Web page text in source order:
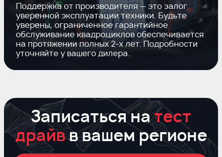
Поддержка от производителя — это залог
уверенной эксплуатации техники. Будьте
уверены, ограниченное гарантийное
обслуживание квадроциклов обеспечивается
на протяжении полных2-хлет. Подробности
уточняйте у вашего дилера.
Записаться натест
драйвв вашем регионе